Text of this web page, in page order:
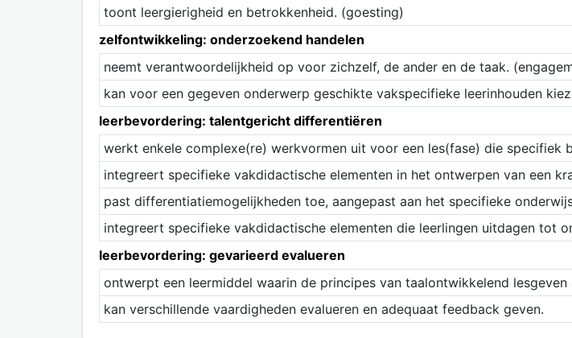
toont leergierigheid en betrokkenheid. (goesting)
zelfontwikkeling: onderzoekend handelen
neemt verantwoordelijkheid op voor zichzelf, de ander en de taak.
kan voor een gegeven onderwerp geschikte vakspecifieke leerinhouden
leerbevordering: talentgericht differentiëren
werkt enkele complexe(re) werkvormen uit voor een les(fase) die specifiek
integreert specifieke vakdidactische elementen in het ontwerpen van een
past differentiatiemogelijkheden toe, aangepast aan het specifieke
integreert specifieke vakdidactische elementen die leerlingen uitdagen tot
leerbevordering: gevarieerd evalueren
ontwerpt een leermiddel waarin de principes van taalontwikkelend
kan verschillende vaardigheden evalueren en adequaat feedback geven.